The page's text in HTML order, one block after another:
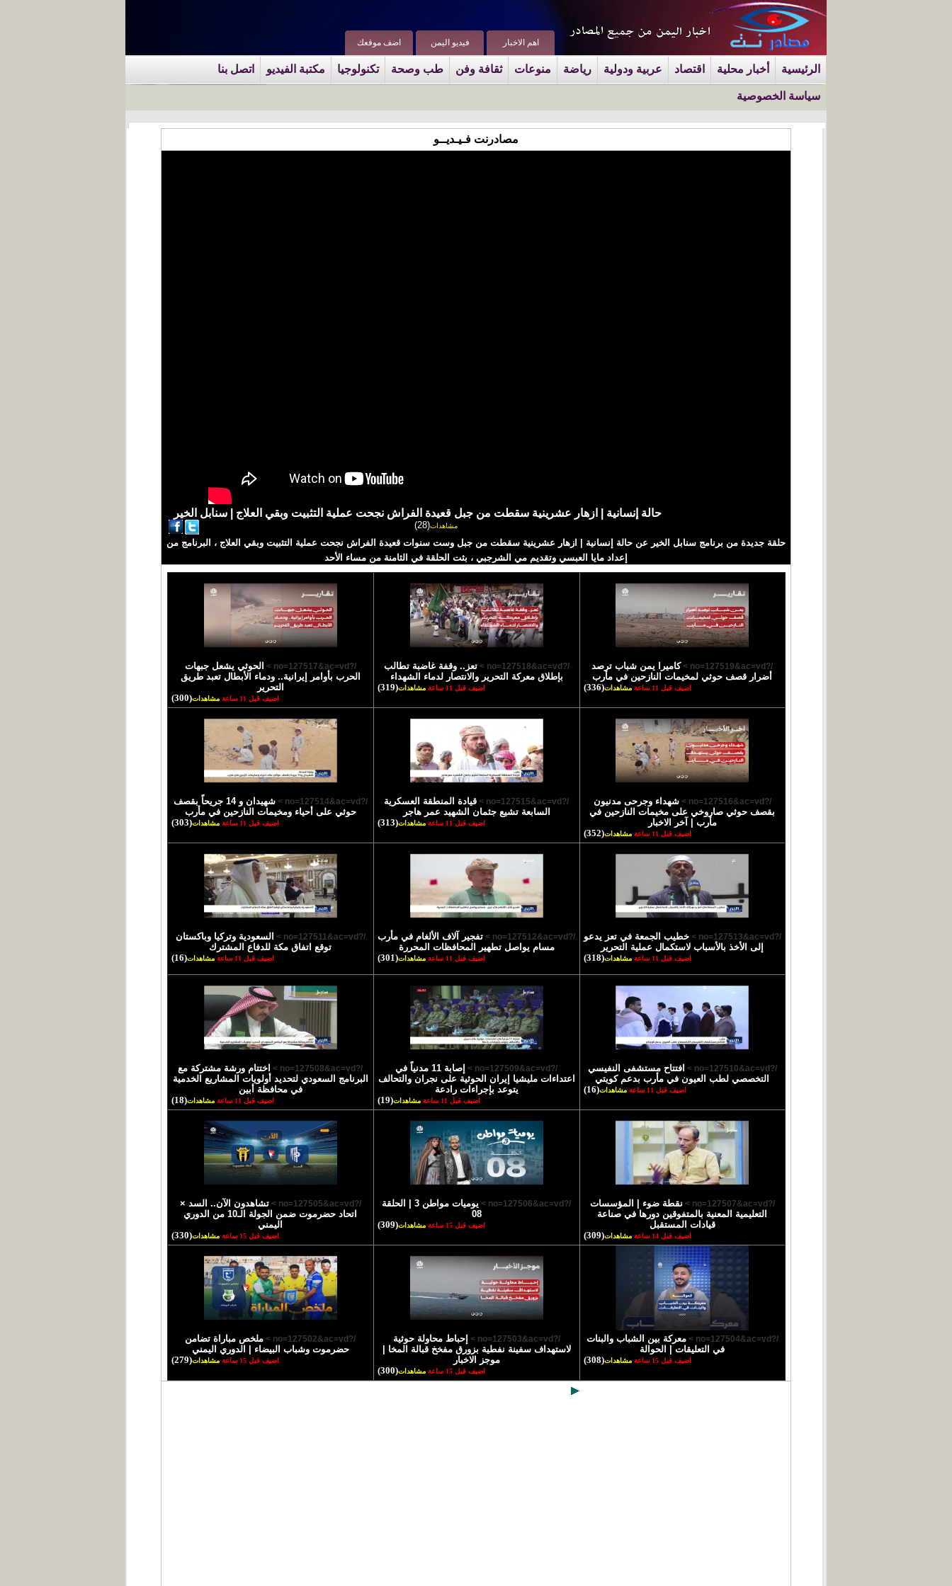
اضف موقعك فيديو اليمن اهم الاخبار
الرئيسية أخبار محلية اقتصاد عربية ودولية رياضة منوعات ثقافة وفن طب وصحة تكنولوجيا مكتبة الفيديو اتصل بنا
سياسة الخصوصية
مصادرنت فـيـديــو
حالة إنسانية | ازهار عشرينية سقطت من جبل قعيدة الفراش نجحت عملية التثبيت وبقي العلاج | سنابل الخير
مشاهدات(28)
حلقة جديدة من برنامج سنابل الخير عن حالة إنسانية | ازهار عشرينية سقطت من جبل وست سنوات قعيدة الفراش نجحت عملية التثبيت وبقي العلاج ، البرنامج من
إعداد مايا العبسي وتقديم مي الشرجبي ، بثت الحلقة في الثامنة من مساء الأحد
/?no=127519&ac=vd >
كاميرا يمن شباب ترصد
أضرار قصف حوثي لمخيمات النازحين في مأرب
اضيف قبل 11 ساعة مشاهدات(336)
/?no=127518&ac=vd >
تعز.. وقفة غاضبة تطالب
بإطلاق معركة التحرير والانتصار لدماء الشهداء
اضيف قبل 11 ساعة مشاهدات(319)
/?no=127517&ac=vd >
الحوثي يشعل جبهات
الحرب بأوامر إيرانية.. ودماء الأبطال تعبد طريق
التحرير
اضيف قبل 11 ساعة مشاهدات(300)
/?no=127516&ac=vd >
شهداء وجرحى مدنيون
بقصف حوثي صاروخي على مخيمات النازحين في
مأرب | آخر الاخبار
اضيف قبل 11 ساعة مشاهدات(352)
/?no=127515&ac=vd >
قيادة المنطقة العسكرية
السابعة تشيع جثمان الشهيد عمر هاجر
اضيف قبل 11 ساعة مشاهدات(313)
/?no=127514&ac=vd >
شهيدان و 14 جريحاً بقصف
حوثي على أحياء ومخيمات النازحين في مأرب
اضيف قبل 11 ساعة مشاهدات(303)
/?no=127513&ac=vd >
خطيب الجمعة في تعز يدعو
إلى الأخذ بالأسباب لاستكمال عملية التحرير
اضيف قبل 11 ساعة مشاهدات(318)
/?no=127512&ac=vd >
تفجير آلاف الألغام في مأرب
مسام يواصل تطهير المحافظات المحررة
اضيف قبل 11 ساعة مشاهدات(301)
/?no=127511&ac=vd >
السعودية وتركيا وباكستان
توقع اتفاق مكة للدفاع المشترك
اضيف قبل 11 ساعة مشاهدات(16)
/?no=127510&ac=vd >
افتتاح مستشفى النفيسي
التخصصي لطب العيون في مأرب بدعم كويتي
اضيف قبل 11 ساعة مشاهدات(16)
/?no=127509&ac=vd >
إصابة 11 مدنياً في
اعتداءات مليشيا إيران الحوثية على نجران والتحالف
يتوعد بإجراءات رادعة
اضيف قبل 11 ساعة مشاهدات(19)
/?no=127508&ac=vd >
اختتام ورشة مشتركة مع
البرنامج السعودي لتحديد أولويات المشاريع الخدمية
في محافظة أبين
اضيف قبل 11 ساعة مشاهدات(18)
/?no=127507&ac=vd >
نقطة ضوء | المؤسسات
التعليمية المعنية بالمتفوقين دورها في صناعة
قيادات المستقبل
اضيف قبل 14 ساعة مشاهدات(309)
/?no=127506&ac=vd >
يوميات مواطن 3 | الحلقة
08
اضيف قبل 15 ساعة مشاهدات(309)
/?no=127505&ac=vd >
تشاهدون الآن.. السد ×
اتحاد حضرموت ضمن الجولة الـ10 من الدوري
اليمني
اضيف قبل 15 ساعة مشاهدات(330)
/?no=127504&ac=vd >
معركة بين الشباب والبنات
في التعليقات | الحوالة
اضيف قبل 15 ساعة مشاهدات(308)
/?no=127503&ac=vd >
إحباط محاولة حوثية
لاستهداف سفينة نفطية بزورق مفخخ قبالة المخا |
موجز الاخبار
اضيف قبل 15 ساعة مشاهدات(300)
/?no=127502&ac=vd >
ملخص مباراة تضامن
حضرموت وشباب البيضاء | الدوري اليمني
اضيف قبل 15 ساعة مشاهدات(279)